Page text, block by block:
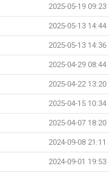
2025-05-19 09:23
2025-05-13 14:44
2025-05-13 14:36
2025-04-29 08:44
2025-04-22 13:20
2025-04-15 10:34
2025-04-07 18:20
2024-09-08 21:11
2024-09-01 19:53